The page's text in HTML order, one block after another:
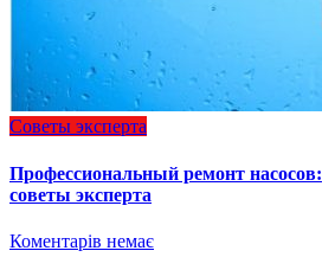
Советы эксперта
Профессиональный ремонт насосов:
советы эксперта
Коментарів немає